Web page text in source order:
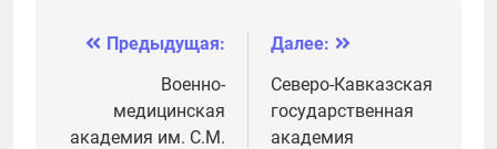
Верещагина
Навигация
записям
Предыдущая:
Военно-
медицинская
академия им. С.М.
Далее:
Северо-Кавказская
государственная
академия